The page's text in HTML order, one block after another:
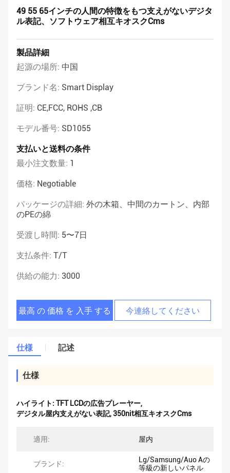
49 55 65インチの人間の特徴をもつ支えがないデジタ
ル表記、ソフトウェア相互キオスクCms
製品詳細
起源の場所: 中国
ブランド名: Smart Display
証明: CE,FCC, ROHS ,CB
モデル番号: SD1055
支払いと送料の条件
最小注文数量: 1
価格: Negotiable
パッケージの詳細: 外の木箱、中間のカートン、内部
のPEの綿
受渡し時間: 5〜7日
支払条件: T/T
供給の能力: 3000
最高 の 価格 を 入手 する 今連絡してください
仕様 記述
仕様
ハイライト: TFT LCDの広告プレーヤー,
デジタル屋内支えがない表記,350nit相互キオスクCms
適用: 屋内
ブランド:
Lg/Samsung/Auo Aの
等級の新しいパネル